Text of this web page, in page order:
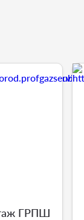
ГРПШ